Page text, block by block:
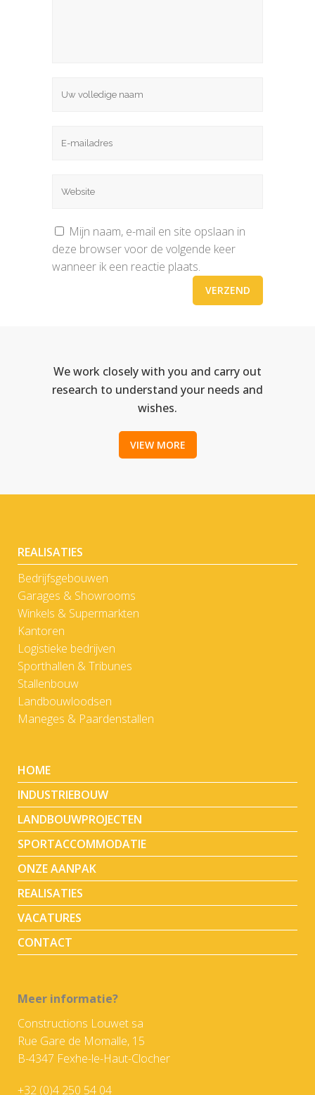
Mijn naam, e-mail en site opslaan in
deze browser voor de volgende keer
wanneer ik een reactie plaats.
We work closely with you and carry out
research to understand your needs and
wishes.
VIEW MORE
REALISATIES
Bedrijfsgebouwen
Garages & Showrooms
Winkels & Supermarkten
Kantoren
Logistieke bedrijven
Sporthallen & Tribunes
Stallenbouw
Landbouwloodsen
Maneges & Paardenstallen
HOME
INDUSTRIEBOUW
LANDBOUWPROJECTEN
SPORTACCOMMODATIE
ONZE AANPAK
REALISATIES
VACATURES
CONTACT
Meer informatie?
Constructions Louwet sa
Rue Gare de Momalle, 15
B-4347 Fexhe-le-Haut-Clocher
+32 (0)4 250 54 04